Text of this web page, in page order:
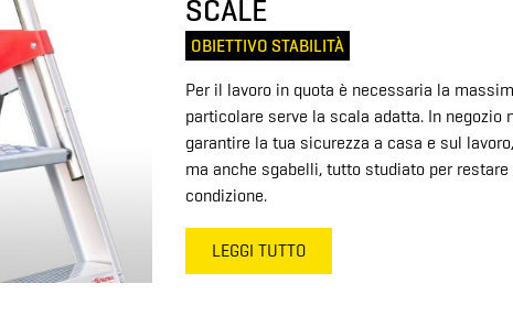
SCALE
OBIETTIVO STABILITÀ
Per il lavoro in quota è necessaria la
particolare serve la scala adatta. In negozio
garantire la tua sicurezza a casa e sul
ma anche sgabelli, tutto studiato per
condizione.
LEGGI TUTTO